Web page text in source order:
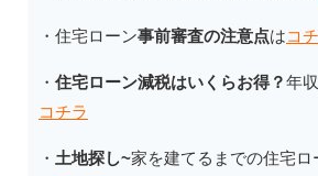
・住宅ローン事前審査の注意点はコ
・ 住宅ローン減税はいくらお得？年
コチラ
・ 土地探し~家を建てるまでの住宅ロ